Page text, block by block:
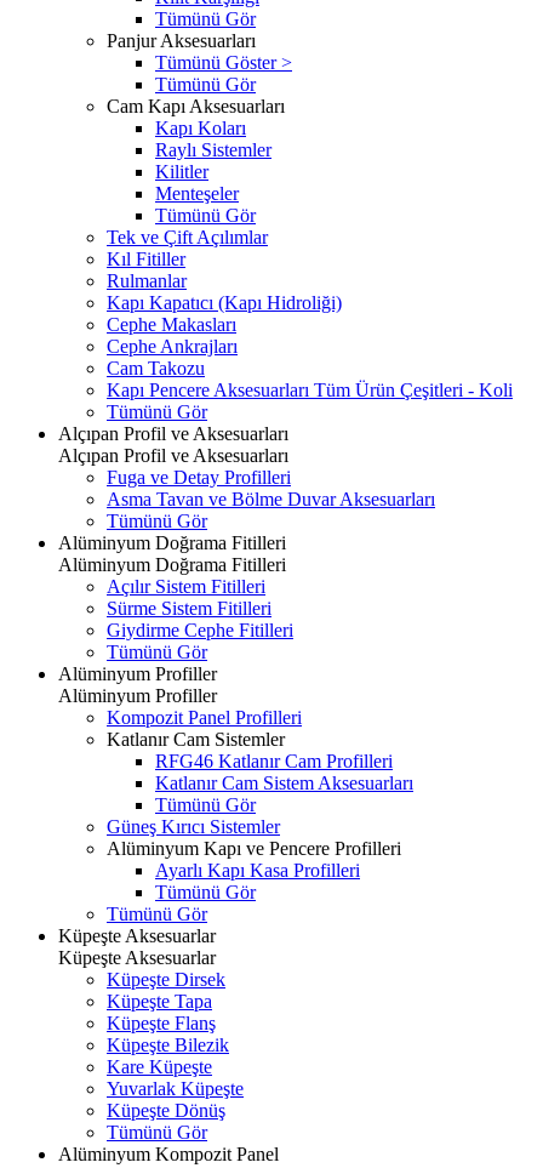
Tümünü Gör
Panjur Aksesuarları
Tümünü Göster >
Tümünü Gör
Cam Kapı Aksesuarları
Kapı Koları
Raylı Sistemler
Kilitler
Menteşeler
Tümünü Gör
Tek ve Çift Açılımlar
Kıl Fitiller
Rulmanlar
Kapı Kapatıcı (Kapı Hidroliği)
Cephe Makasları
Cephe Ankrajları
Cam Takozu
Kapı Pencere Aksesuarları Tüm Ürün Çeşitleri - Koli
Tümünü Gör
Alçıpan Profil ve Aksesuarları
Alçıpan Profil ve Aksesuarları
Fuga ve Detay Profilleri
Asma Tavan ve Bölme Duvar Aksesuarları
Tümünü Gör
Alüminyum Doğrama Fitilleri
Alüminyum Doğrama Fitilleri
Açılır Sistem Fitilleri
Sürme Sistem Fitilleri
Giydirme Cephe Fitilleri
Tümünü Gör
Alüminyum Profiller
Alüminyum Profiller
Kompozit Panel Profilleri
Katlanır Cam Sistemler
RFG46 Katlanır Cam Profilleri
Katlanır Cam Sistem Aksesuarları
Tümünü Gör
Güneş Kırıcı Sistemler
Alüminyum Kapı ve Pencere Profilleri
Ayarlı Kapı Kasa Profilleri
Tümünü Gör
Tümünü Gör
Küpeşte Aksesuarlar
Küpeşte Aksesuarlar
Küpeşte Dirsek
Küpeşte Tapa
Küpeşte Flanş
Küpeşte Bilezik
Kare Küpeşte
Yuvarlak Küpeşte
Küpeşte Dönüş
Tümünü Gör
Alüminyum Kompozit Panel